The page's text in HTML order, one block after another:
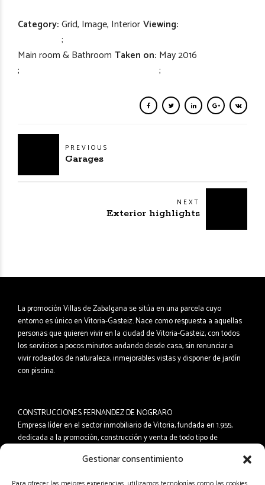
Gestionar consentimiento
Category Grid, Image, InteriorViewing
Main room & Bathroom Taken on May 2016
PREVIOUS
Garages
NEXT
Exterior highlights
La promoción Villas de Zabalgana se sitúa en una parcela cuyo
entorno es único en Vitoria-Gasteiz. Nace como respuesta a aquellas
personas que quieren vivir en la ciudad de Vitoria-Gasteiz, con todos
los servicios a pocos minutos andando desde casa, sin renunciar a
vivir rodeados de naturaleza, inmejorables vistas y disponer de jardín
con piscina.
CONSTRUCCIONES FERNANDEZ DE NOGRARO
Empresa líder en el sector inmobiliario de Vitoria, fundada en 1.955,
dedicada a la promoción, construcción y venta de todo tipo de
viviendas en todas las zonas de la Ciudad tanto libres como de